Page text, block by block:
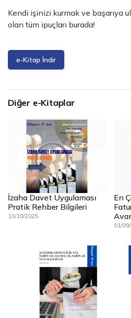
Kendi işinizi kurmak ve başarıya
olan tüm ipuçları burada!
e-Kitap İndir
Diğer e-Kitaplar
İzaha Davet Uygulaması
Pratik Rehber Bilgileri
13/10/2025
En
01/